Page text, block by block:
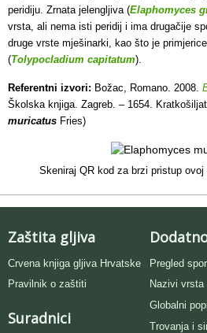
peridiju. Zrnata jelengljiva (Elaphomyces
vrsta, ali nema isti peridij i ima drugačije
druge vrste mješinarki, kao što je
(Tolypocladium capitatum).
Referentni izvori: Božac, Romano. 2008.
Školska knjiga. Zagreb. – 1654.
muricatus Fries)
Skeniraj QR kod za brzi pristup ovoj
Zaštita gljiva
Crvena knjiga gljiva Hrvatske
Pravilnik o zaštiti
Suradnici
Pregled
Nazivi vrsta
Globalni
Trovanja i